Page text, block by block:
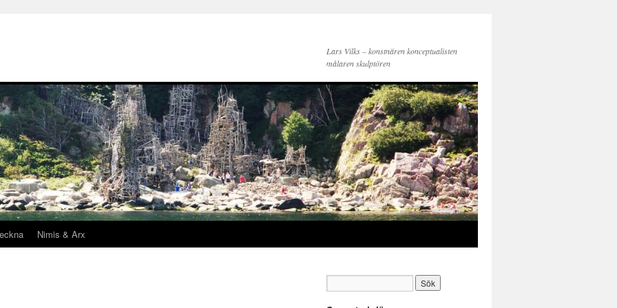
Lars Vilks – konstnären konceptualisten
målaren skulptören
Nimis & Arx